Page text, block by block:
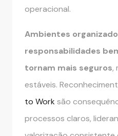
operacional.
Ambientes
responsabilidades
tornam mais seguros,
estáveis.
to Work são
processos claros,